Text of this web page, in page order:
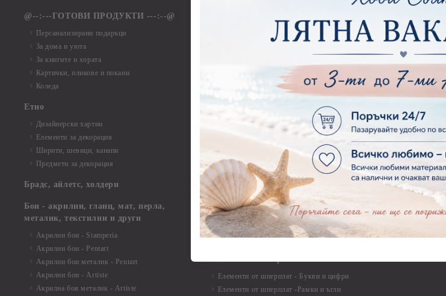
@--:---ГОТОВИ ПРОДУКТИ ---:--@
Персанализирани подаръци
За дома и уюта
За книгите и хората
Картички, пликове и покани
Коледа
Етно
Дизайнерски хартии
Елементи за декорация
Ширити, шевици, канапи
Предмети за декорация
Брадс, айлетс, холдери
Бои - акрилни, гланц, мат, перла,
металик, текстилни и други
Акрилни бои - Stamperia
Акрилни бои - Pentart
Акрилни бои металик - Pentart
Акрилни бои - Artiste
Акрилна боя металик - Artiste
Елементи от бирен картон
Елементи от бирен картон - Ъгли и орнаменти
Елементи от бирен картон - Сватба
Елементи от бирен картон - Училище, Дипломиране и Завършване
Елементи от бирен картон - Бебшки и Детски елементи
Елементи от бирен картон - Цветя и Животни
Елементи от бирен картон - Стиймпънк и Мъжки елементи
Елементи от бирен картон - Пътешестия - море, планина ,транспорт
Елементи от бирен картон - Други
Елементи от бирен картон - За миниатюри, дълбоки рамки, бебешки
съкровища и екслоадиращи кутии
Елементи от бирен картон - Коледа и Зима
Елементи от бирен картон - Тематични комплекти
Елементи от бирен картон - Шейкър заготовки от бирен картон за
3D картички, албуми, ръчно израбоени проекти
Елементи от шперплат - Букви и цифри
Елементи от шперплат -Рамки и ъгли